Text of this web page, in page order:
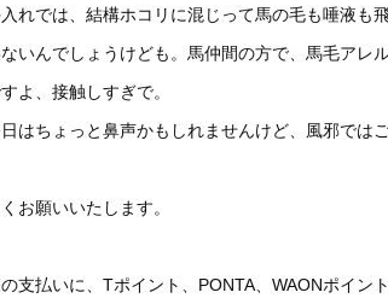
れでは、結構ホコリに混じって馬の毛も唾液も
いんでしょうけども。馬仲間の方で、馬毛アレ
よ、接触しすぎで。
はちょっと鼻声かもしれませんけど、風邪では
お願いいたします。
支払いに、Tポイント、PONTA、WAONポイン